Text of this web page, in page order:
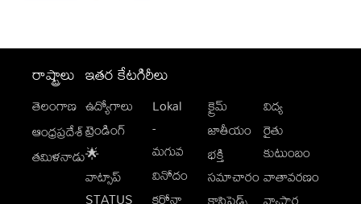
రాష్ట్రాలు
తెలంగాణ
ఆంధ్రప్రదేశ్
తమిళనాడు
ఇతర కేటగిరీలు
ఉద్యోగాలు
ట్రెండింగ్
🌟
వాట్సాప్
STATUS
Lokal
-
మగువ
వినోదం
కరోనా
క్రైమ్
జాతీయం
భక్తి
సమాచారం
విద్య
రైతు
కుటుంబం
వాతావరణం